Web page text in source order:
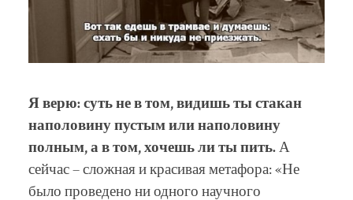
Я верю: суть не в том, видишь ты стакан
наполовину пустым или наполовину
полным, а в том, хочешь ли ты пить.А
сейчас – сложная и красивая метафора: «Не
было проведено ни одного научного